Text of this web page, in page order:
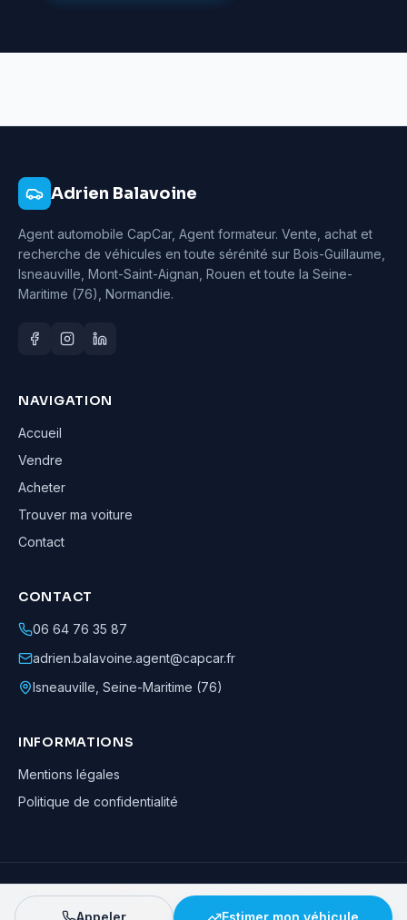
Adrien Balavoine
Agent automobile CapCar, Agent formateur. Vente, achat et
recherche de véhicules en toute sérénité sur Bois-Guillaume,
Isneauville, Mont-Saint-Aignan, Rouen et toute la Seine-
Maritime (76), Normandie.
NAVIGATION
Accueil
Vendre
Acheter
Trouver ma voiture
Contact
CONTACT
06 64 76 35 87
adrien.balavoine.agent@capcar.fr
Isneauville Seine-Maritime (76)
INFORMATIONS
Mentions légales
Politique de confidentialité
Adrien Balavoine—Agent automobile CapCar, Agent formateur· ©
· Tous droits réservés
Appeler Estimer mon véhicule